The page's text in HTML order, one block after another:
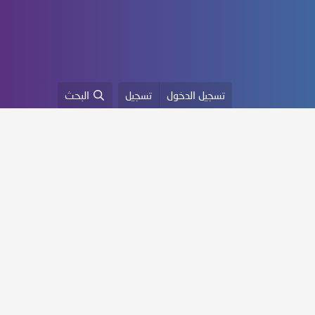
تسجيل الدخول تسجيل البحث